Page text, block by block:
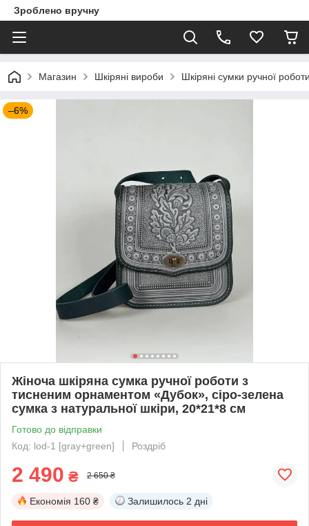
Зроблено вручну
Магазин Шкіряні вироби Шкіряні сумки ручної
–6%
Жіноча шкіряна сумка ручної роботи з
тисненим орнаментом «Дубок», сіро-зелена
сумка з натуральної шкіри, 20*21*8 см
Готово до відправки
Код: lod-1 [gray+green]
Роздріб
2 490 ₴ 2 650 ₴
Економія 160 ₴ Залишилось 2 дні